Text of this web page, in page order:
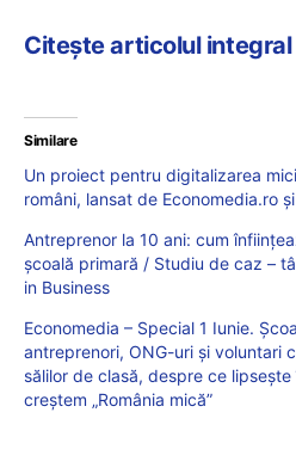
Citește articolul
Similare
Un proiect pentru digitalizarea
români, lansat de Economedia.ro
Antreprenor la 10 ani: cum
școală primară / Studiu de caz –
in Business
Economedia – Special 1 Iunie.
antreprenori, ONG-uri și voluntari
sălilor de clasă, despre ce
creștem „România mică”